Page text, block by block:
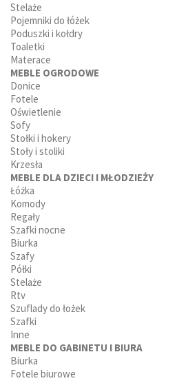
Stelaże
Pojemniki do łóżek
Poduszki i kołdry
Toaletki
Materace
MEBLE OGRODOWE
Donice
Fotele
Oświetlenie
Sofy
Stołki i hokery
Stoły i stoliki
Krzesła
MEBLE DLA DZIECI I MŁODZIEŻY
Łóżka
Komody
Regały
Szafki nocne
Biurka
Szafy
Półki
Stelaże
Rtv
Szuflady do łożek
Szafki
Inne
MEBLE DO GABINETU I BIURA
Biurka
Fotele biurowe